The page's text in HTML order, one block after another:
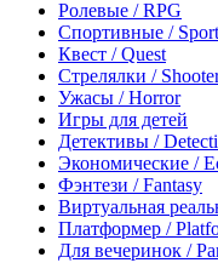
Ролевые / RPG
Спортивные / Sport
Квест / Quest
Стрелялки /
Ужасы / Horror
Игры для детей
Детективы /
Экономические /
Фэнтези / Fantasy
Виртуальная
Платформер /
Для вечеринок /